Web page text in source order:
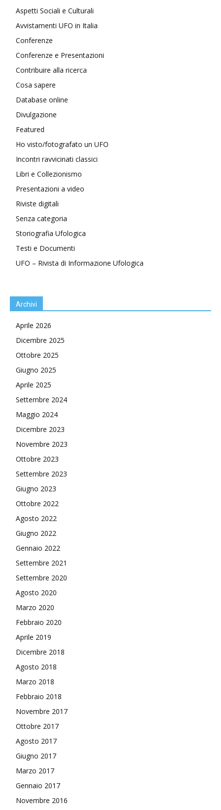
Aspetti Sociali e Culturali
Avvistamenti UFO in Italia
Conferenze
Conferenze e Presentazioni
Contribuire alla ricerca
Cosa sapere
Database online
Divulgazione
Featured
Ho visto/fotografato un UFO
Incontri ravvicinati classici
Libri e Collezionismo
Presentazioni a video
Riviste digitali
Senza categoria
Storiografia Ufologica
Testi e Documenti
UFO – Rivista di Informazione Ufologica
Archivi
Aprile 2026
Dicembre 2025
Ottobre 2025
Giugno 2025
Aprile 2025
Settembre 2024
Maggio 2024
Dicembre 2023
Novembre 2023
Ottobre 2023
Settembre 2023
Giugno 2023
Ottobre 2022
Agosto 2022
Giugno 2022
Gennaio 2022
Settembre 2021
Settembre 2020
Agosto 2020
Marzo 2020
Febbraio 2020
Aprile 2019
Dicembre 2018
Agosto 2018
Marzo 2018
Febbraio 2018
Novembre 2017
Ottobre 2017
Agosto 2017
Giugno 2017
Marzo 2017
Gennaio 2017
Novembre 2016